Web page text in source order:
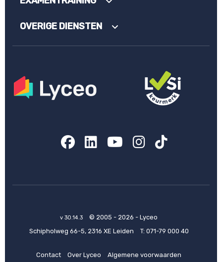
OVERIGE DIENSTEN
Facebook
LinkedIn
YouTube
Instagram
TikTok
v 30.14.3
© 2005 - 2026 - Lyceo
Schipholweg 66-5, 2316 XE Leiden
T: 071-79 000 40
Contact Over Lyceo Algemene voorwaarden